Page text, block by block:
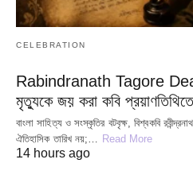
CELEBRATION
Rabindranath Tagore
মৃত্যুকে জয় করা কবি
বাংলা সাহিত্য ও সংস্কৃতির বটবৃক্ষ, বিশ্বকবি
ঐতিহাসিক তারিখ নয়;… Read More
14 hours ago